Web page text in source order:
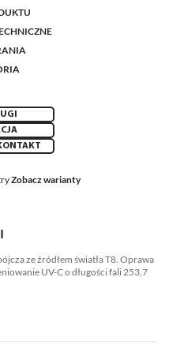
Zobacz warianty
ze źródłem światła T8. Oprawa
UV-C o długości fali 253,7